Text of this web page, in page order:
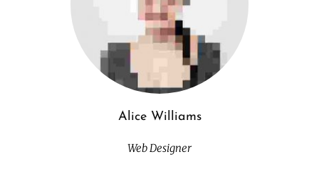
Alice Williams
Web Designer